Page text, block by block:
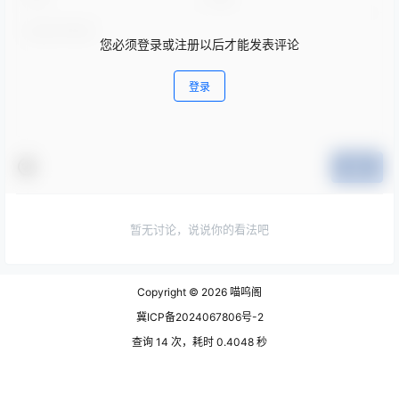
您必须登录或注册以后才能发表评论
登录
暂无讨论，说说你的看法吧
Copyright © 2026 喵呜阁
冀ICP备2024067806号-2
查询 14 次，耗时 0.4048 秒